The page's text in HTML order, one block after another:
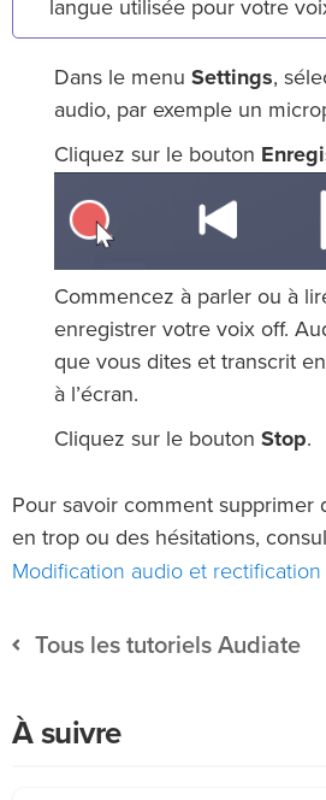
langue utilisée pour votre
Dans le menu Settings,
audio, par exemple un
Cliquez sur le bouton
Commencez à parler ou à
enregistrer votre voix off.
que vous dites et transcrit
à l’écran.
Cliquez sur le bouton Stop.
Pour savoir comment supprimer
en trop ou des hésitations,
Modification audio et
Tous les tutoriels Audiate
À suivre